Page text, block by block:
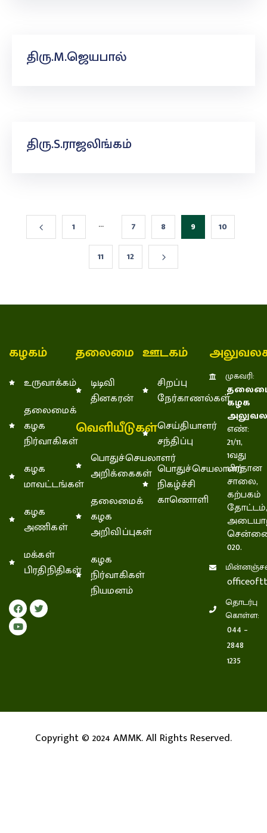
திரு.M.ஜெயபால்
திரு.S.ராஜலிங்கம்
1 ... 7 8 9
10
11
12
கழகம்
உருவாக்கம்
தலைமைக்
கழக
நிர்வாகிகள்
கழக
மாவட்டங்கள்
கழக
அணிகள்
மக்கள்
பிரதிநிதிகள்
தலைமை
டிடிவி
தினகரன்
வெளியீடுகள்
பொதுச்செயலாளர்
அறிக்கைகள்
தலைமைக்
கழக
அறிவிப்புகள்
கழக
நிர்வாகிகள்
நியமனம்
ஊடகம்
சிறப்பு
நேர்காணல்கள்
செய்தியாளர்
சந்திப்பு
பொதுச்செயலாளர்
நிகழ்ச்சி
காணொளி
முகவரி:
கழக
எண்:
21/11,
1வது
பிரதான
சாலை,
கற்பகம்
தோட்டம்,
020.
தொடர்பு
கொள்ள:
044 –
2848
1235
Copyright © 2024 AMMK. All Rights Reserved.